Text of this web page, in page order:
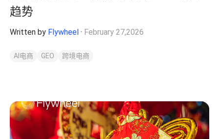
趋势
Written by Flywheel · February 27,2026
AI电商 GEO 跨境电商